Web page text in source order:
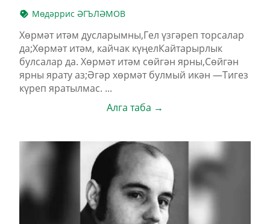
Мөдәррис ӘГЪЛӘМОВ
Хөрмәт итәм дусларымны,Гел үзгәреп торсалар
да;Хөрмәт итәм, кайчак күңелКайтарырлык
булсалар да. Хөрмәт итәм сөйгән ярны,Сөйгән
ярны ярату аз;Әгәр хөрмәт булмый икән —Тигез
күреп яратылмас. ...
Алга таба →